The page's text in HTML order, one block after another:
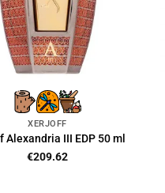
XERJOFF
Alexandria III EDP 50 ml
€209.62